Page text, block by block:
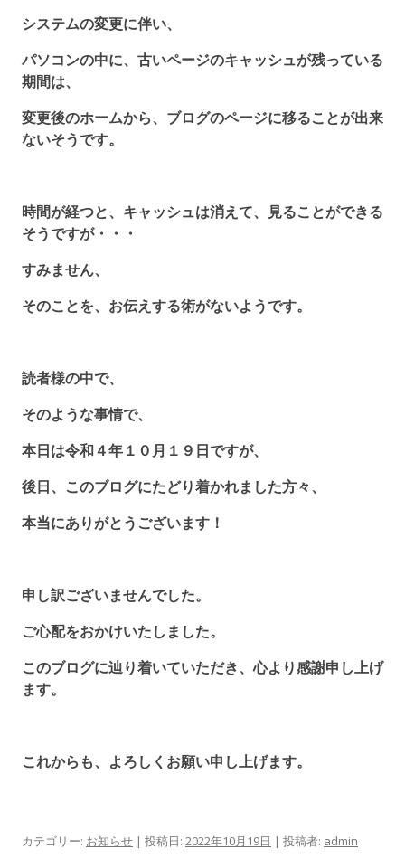
システムの変更に伴い、
パソコンの中に、古いページのキャッシュが残っている
期間は、
変更後のホームから、ブログのページに移ることが出来
ないそうです。
時間が経つと、キャッシュは消えて、見ることができる
そうですが・・・
すみません、
そのことを、お伝えする術がないようです。
読者様の中で、
そのような事情で、
本日は令和４年１０月１９日ですが、
後日、このブログにたどり着かれました方々、
本当にありがとうございます！
申し訳ございませんでした。
ご心配をおかけいたしました。
このブログに辿り着いていただき、心より感謝申し上げ
ます。
これからも、よろしくお願い申し上げます。
カテゴリー: お知らせ | 投稿日: 2022年10月19日 | 投稿者: admin